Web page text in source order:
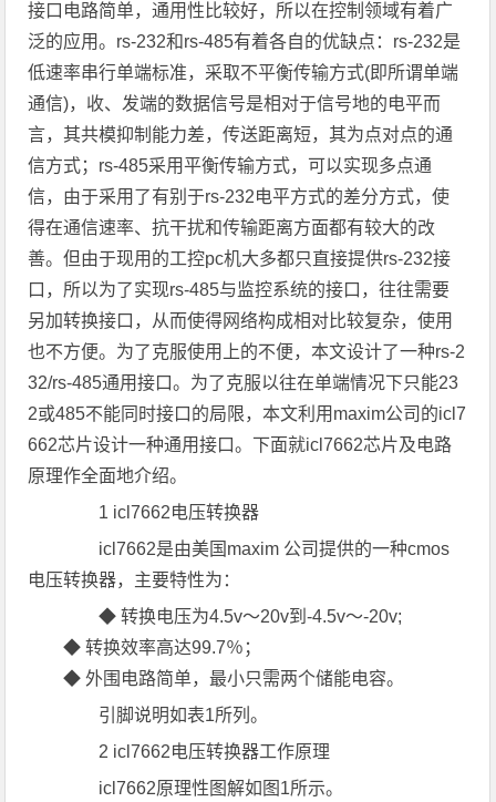
接口电路简单，通用性比较好，所以在控制领域有着广
泛的应用。rs-232和rs-485有着各自的优缺点：rs-232是
低速率串行单端标准，采取不平衡传输方式(即所谓单端
通信)，收、发端的数据信号是相对于信号地的电平而
言，其共模抑制能力差，传送距离短，其为点对点的通
信方式；rs-485采用平衡传输方式，可以实现多点通
信，由于采用了有别于rs-232电平方式的差分方式，使
得在通信速率、抗干扰和传输距离方面都有较大的改
善。但由于现用的工控pc机大多都只直接提供rs-232接
口，所以为了实现rs-485与监控系统的接口，往往需要
另加转换接口，从而使得网络构成相对比较复杂，使用
也不方便。为了克服使用上的不便，本文设计了一种rs-2
32/rs-485通用接口。为了克服以往在单端情况下只能23
2或485不能同时接口的局限，本文利用maxim公司的icl7
662芯片设计一种通用接口。下面就icl7662芯片及电路
原理作全面地介绍。
1 icl7662电压转换器
icl7662是由美国maxim 公司提供的一种cmos
电压转换器，主要特性为：
◆ 转换电压为4.5v～20v到-4.5v～-20v;
◆ 转换效率高达99.7％；
◆ 外围电路简单，最小只需两个储能电容。
引脚说明如表1所列。
2 icl7662电压转换器工作原理
icl7662原理性图解如图1所示。